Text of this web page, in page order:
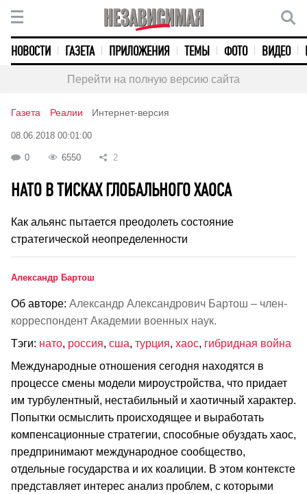
НОВОСТИ ГАЗЕТА ПРИЛОЖЕНИЯ ТЕМЫ ФОТО ВИДЕО
Перейти на полную версию сайта
Газета Реалии Интернет-версия
08.06.2018 00:01:00
0 6550 2
НАТО В ТИСКАХ ГЛОБАЛЬНОГО ХАОСА
Как альянс пытается преодолеть состояние
стратегической неопределенности
Александр Бартош
Об авторе: Александр Александрович Бартош – член-
корреспондент Академии военных наук.
Тэги: нато, россия, сша, турция, хаос, гибридная война
Международные отношения сегодня находятся в
процессе смены модели мироустройства, что придает
им турбулентный, нестабильный и хаотичный характер.
Попытки осмыслить происходящее и выработать
компенсационные стратегии, способные обуздать хаос,
предпринимают международное сообщество,
отдельные государства и их коалиции. В этом контексте
представляет интерес анализ проблем, с которыми